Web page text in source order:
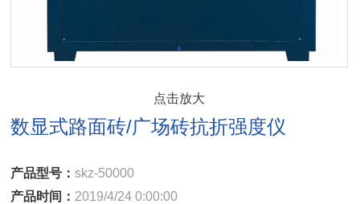
点击放大
数显式路面砖/广场砖抗折强度仪
产品型号：skz-50000
产品时间： 2019/4/24 0:00:00